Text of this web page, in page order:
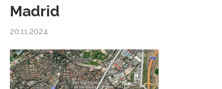
Madrid
20.11.2024